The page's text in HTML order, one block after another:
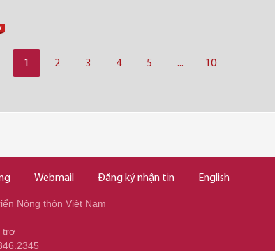
1 2 3 4 5 ... 10
Webmail Đăng ký nhận tin English
Nông thôn Việt Nam
trợ